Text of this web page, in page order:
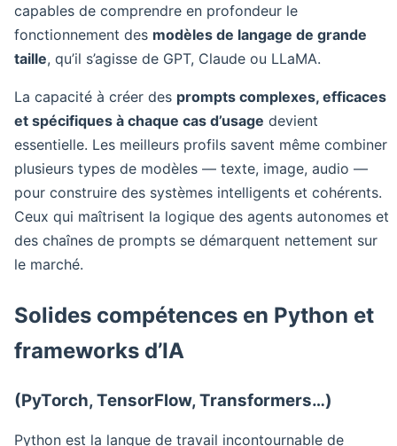
capables de comprendre en profondeur le
fonctionnement des modèles de langage de grande
taille, qu’il s’agisse de GPT, Claude ou LLaMA.
La capacité à créer des prompts complexes, efficaces
et spécifiques à chaque cas d’usage devient
essentielle. Les meilleurs profils savent même combiner
plusieurs types de modèles — texte, image, audio —
pour construire des systèmes intelligents et cohérents.
Ceux qui maîtrisent la logique des agents autonomes et
des chaînes de prompts se démarquent nettement sur
le marché.
Solides compétences en Python et
frameworks d’IA
(PyTorch, TensorFlow, Transformers…)
Python est la langue de travail incontournable de